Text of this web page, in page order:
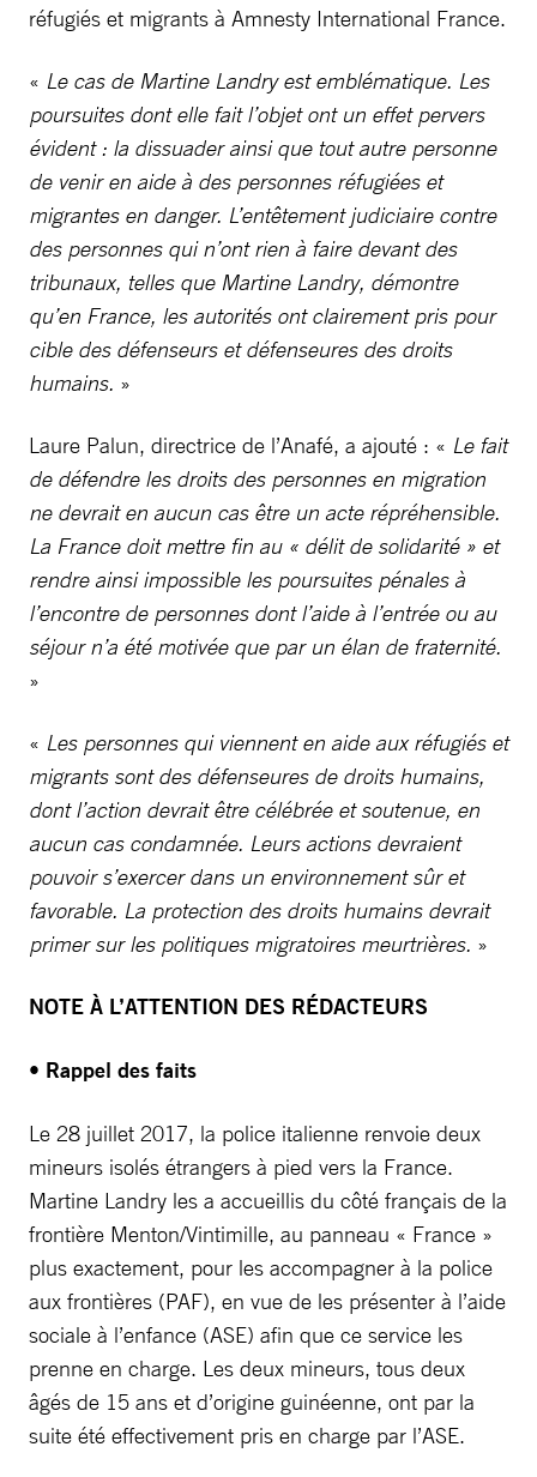
réfugiés et migrants à Amnesty International France.
« Le cas de Martine Landry est emblématique. Les
poursuites dont elle fait l’objet ont un effet pervers
évident : la dissuader ainsi que tout autre personne
de venir en aide à des personnes réfugiées et
migrantes en danger. L’entêtement judiciaire contre
des personnes qui n’ont rien à faire devant des
tribunaux, telles que Martine Landry, démontre
qu’en France, les autorités ont clairement pris pour
cible des défenseurs et défenseures des droits
humains. »
Laure Palun, directrice de l’Anafé, a ajouté : « Le fait
de défendre les droits des personnes en migration
ne devrait en aucun cas être un acte répréhensible.
La France doit mettre fin au « délit de solidarité » et
rendre ainsi impossible les poursuites pénales à
l’encontre de personnes dont l’aide à l’entrée ou au
séjour n’a été motivée que par un élan de fraternité.
»
« Les personnes qui viennent en aide aux réfugiés et
migrants sont des défenseures de droits humains,
dont l’action devrait être célébrée et soutenue, en
aucun cas condamnée. Leurs actions devraient
pouvoir s’exercer dans un environnement sûr et
favorable. La protection des droits humains devrait
primer sur les politiques migratoires meurtrières. »
NOTE À L’ATTENTION DES RÉDACTEURS
• Rappel des faits
Le 28 juillet 2017, la police italienne renvoie deux
mineurs isolés étrangers à pied vers la France.
Martine Landry les a accueillis du côté français de la
frontière Menton/Vintimille, au panneau « France »
plus exactement, pour les accompagner à la police
aux frontières (PAF), en vue de les présenter à l’aide
sociale à l’enfance (ASE) afin que ce service les
prenne en charge. Les deux mineurs, tous deux
âgés de 15 ans et d’origine guinéenne, ont par la
suite été effectivement pris en charge par l’ASE.